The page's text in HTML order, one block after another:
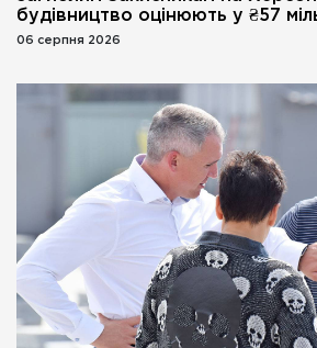
будівництво оцінюють у ₴57
06 серпня 2026